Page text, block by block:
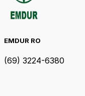
EMDUR RO
(69) 3224-6380